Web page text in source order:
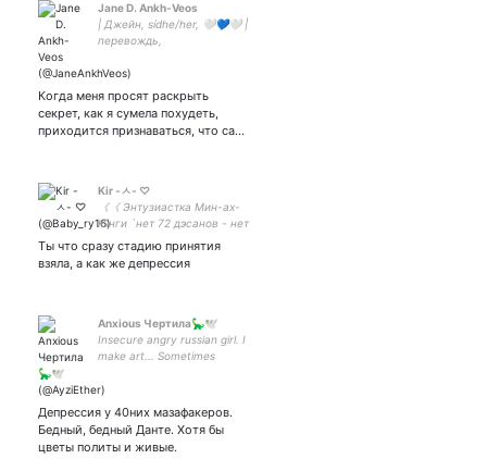
Jane D. Ankh-Veos
| Джейн, sídhe/her, 🤍💙🤍 |
перевождь,
мыльной оперы, карась
#МорУтопия,
#ResidentEvilVillage,
#FallenLondon и др
Когда меня просят раскрыть
секрет, как я сумела похудеть,
приходится признаваться, что са…
Kir -ㅅ- ♡
《《 Энтузиастка Мин-ах-
Юнги `нет 72 дэсанов - нет
jikook/taegi baby💌
☆бабуля:
Ты что сразу стадию принятия
взяла, а как же депрессия
Anxious Чертила🦕🕊️
Insecure angry russian girl. I
make art... Sometimes
(not) art-account without
Депрессия у 40них мазафакеров.
Бедный, бедный Данте. Хотя бы
цветы политы и живые.